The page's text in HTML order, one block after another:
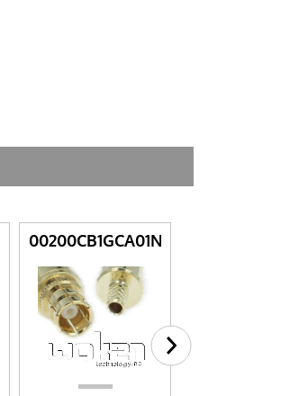
00200CB1GCA01N